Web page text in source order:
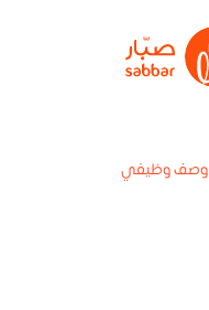
وصف وظيفي